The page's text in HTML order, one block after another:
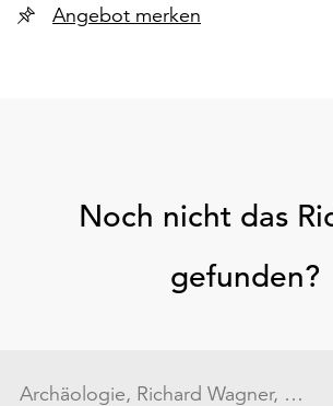
Angebot merken
Noch nicht das
gefunden?